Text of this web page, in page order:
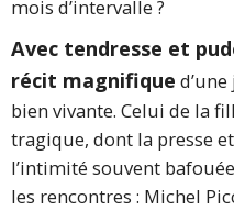
mois d’intervalle ?
Avec tendresse et
récit magnifique
bien vivante. Celui de la
tragique, dont la presse
l’intimité souvent
les rencontres : Michel